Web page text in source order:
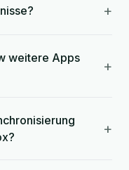
+
weitere Apps
+
+